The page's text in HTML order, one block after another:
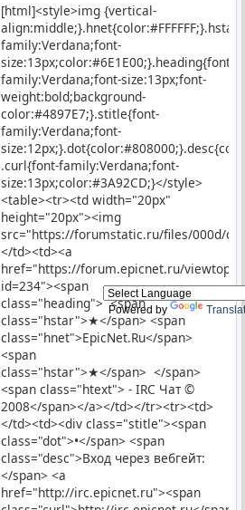
Powered by
[html]<style>img {vertical-
family:Verdana;font-
size:13px;color:#6E1E00;}.heading{font-
family:Verdana;font-size:13px;font-
weight:bold;background-
color:#4897E7;}.stitle{font-
family:Verdana;font-
.curl{font-family:Verdana;font-
size:13px;color:#3A92CD;}</style>
<table><tr><td width="20px"
height="20px"><img
src="https://forumstatic.ru/files/000d/
</td><td><a
href="https://forum.epicnet.ru/
id=234"><span
class="heading"> <span
class="hstar">★</span> <span
class="hnet">EpicNet.Ru</span>
<span
class="hstar">★</span> </span>
<span class="htext"> - IRC Чат ©
2008</span></a></td></tr><tr><td>
</td><td><div class="stitle"><span
class="dot">•</span> <span
class="desc">Вход через вебгейт:
</span> <a
href="http://irc.epicnet.ru"><span